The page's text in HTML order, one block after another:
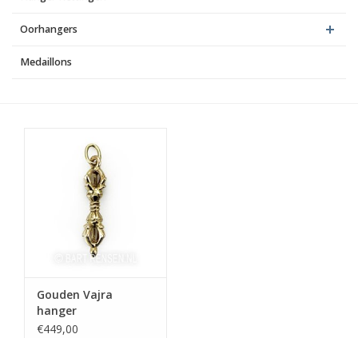
Oorhangers
Medaillons
Gouden Vajra
hanger
€449,00